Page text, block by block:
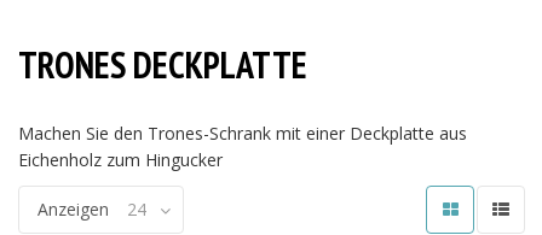
TRONES DECKPLATTE
Machen Sie den Trones-Schrank mit einer Deckplatte aus
Eichenholz zum Hingucker
Anzeigen 24